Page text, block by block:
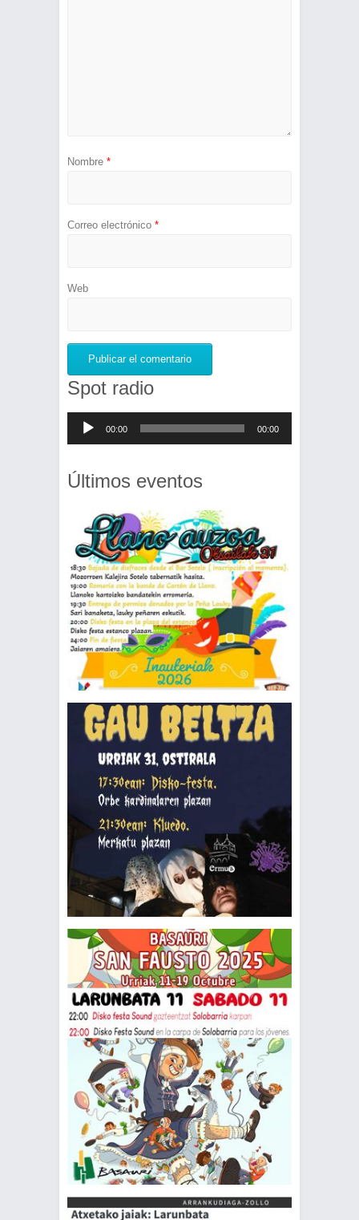
Nombre *
Correo electrónico *
Web
Spot radio
Reproductor
00:00 00:00
Últimos eventos